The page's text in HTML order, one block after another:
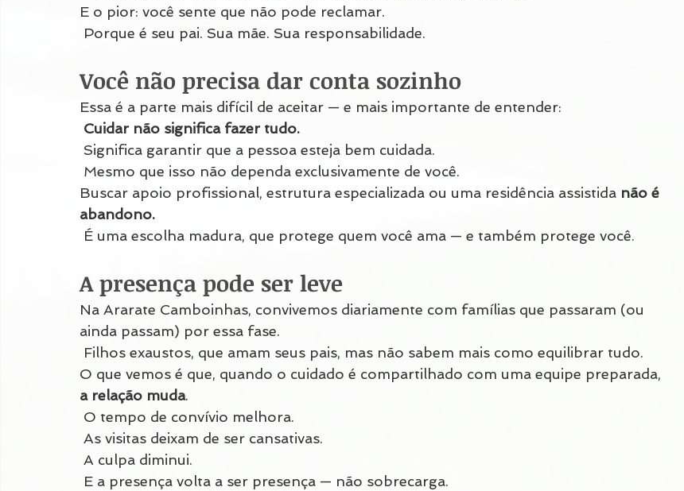
E o pior: você sente que não pode reclamar.
Porque é seu pai. Sua mãe. Sua responsabilidade.
Você não precisa dar conta sozinho
Essa é a parte mais difícil de aceitar — e mais importante de entender:
Cuidar não significa fazer tudo.
Significa garantir que a pessoa esteja bem cuidada.
Mesmo que isso não dependa exclusivamente de você.
Buscar apoio profissional, estrutura especializada ou uma residência assistida não é
abandono.
É uma escolha madura, que protege quem você ama — e também protege você.
A presença pode ser leve
Na Ararate Camboinhas, convivemos diariamente com famílias que passaram (ou
ainda passam) por essa fase.
Filhos exaustos, que amam seus pais, mas não sabem mais como equilibrar tudo.
O que vemos é que, quando o cuidado é compartilhado com uma equipe preparada,
a relação muda.
O tempo de convívio melhora.
As visitas deixam de ser cansativas.
A culpa diminui.
E a presença volta a ser presença — não sobrecarga.